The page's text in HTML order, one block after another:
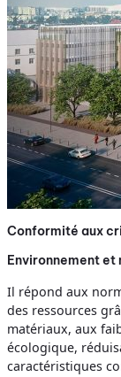
Conformité aux
Environnement et
Il répond aux
des ressources
matériaux, aux
écologique,
caractéristiques